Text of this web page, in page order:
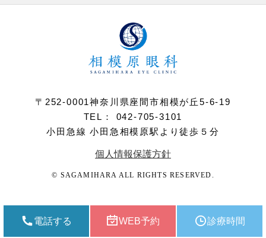
〒252-0001神奈川県座間市相模が丘5-6-19
TEL： 042-705-3101
小田急線 小田急相模原駅より徒歩５分
個人情報保護方針
© SAGAMIHARA ALL RIGHTS RESERVED.
電話する WEB予約 診療時間